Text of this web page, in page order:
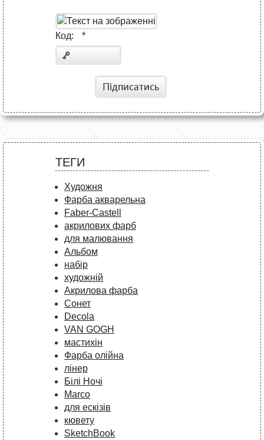
Код: *
Підписатись
ТЕГИ
Художня
Фарба акварельна
Faber-Castell
акрилових фарб
для малювання
Альбом
набір
художній
Акрилова фарба
Сонет
Decola
VAN GOGH
мастихін
Фарба олійна
лінер
Білі Ночі
Marco
для ескізів
кювету
SketchBook